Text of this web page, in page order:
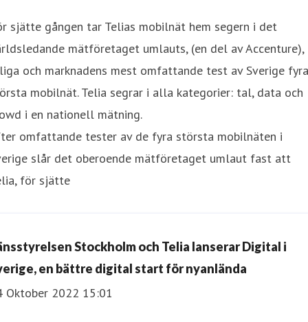
sjätte gången tar Telias mobilnät hem segern i det
mätföretaget umlauts, (en del av Accenture),
och marknadens mest omfattande test av Sverige fyra
mobilnät. Telia segrar i alla kategorier: tal, data och
i en nationell mätning.
omfattande tester av de fyra största mobilnäten i
slår det oberoende mätföretaget umlaut fast att
för sjätte
Stockholm och Telia lanserar Digital i
en bättre digital start för nyanlända
Oktober 2022 15:01